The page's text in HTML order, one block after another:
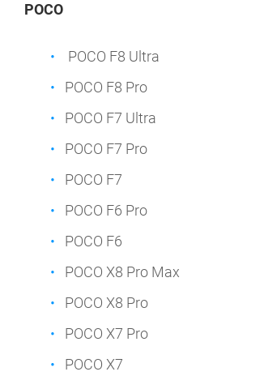
POCO
POCO F8 Ultra
POCO F8 Pro
POCO F7 Ultra
POCO F7 Pro
POCO F7
POCO F6 Pro
POCO F6
POCO X8 Pro Max
POCO X8 Pro
POCO X7 Pro
POCO X7